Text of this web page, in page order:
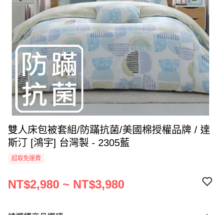
雙人床包被套組/防蹣抗菌/美國棉授權品牌 / 達
斯汀 [鴻宇] 台灣製 - 2305藍
超取免運費
NT$2,980 ~ NT$3,980